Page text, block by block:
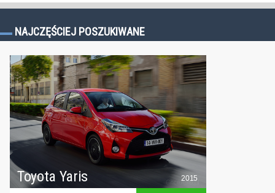
NAJCZĘŚCIEJ POSZUKIWANE
Toyota Yaris 2015